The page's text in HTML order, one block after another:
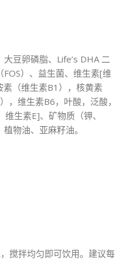
豆卵磷脂、Life’s DHA 二
）、益生菌、维生素[维
素（维生素B1），核黄素
，维生素B6，叶酸，泛酸，
生素E]、矿物质（钾、
物油、亚麻籽油。
搅拌均匀即可饮用。建议每